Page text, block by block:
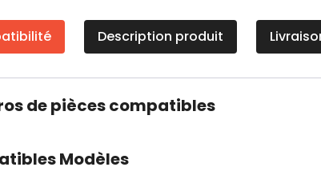
Description produit
de pièces compatibles
Modèles